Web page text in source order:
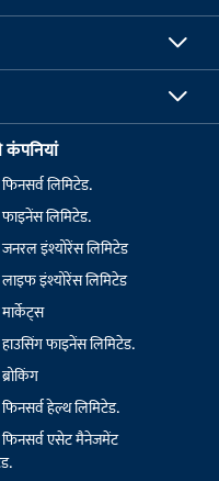
कंपनियां
लिमिटेड.
लिमिटेड.
इंश्योरेंस लिमिटेड
इंश्योरेंस लिमिटेड
फाइनेंस लिमिटेड.
हेल्थ लिमिटेड.
एसेट मैनेजमेंट